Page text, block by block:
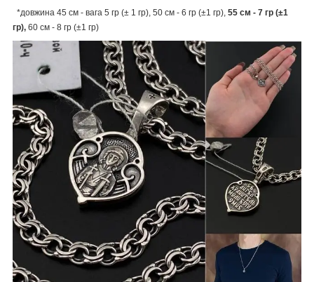
*довжина 45 см - вага 5 гр (± 1 гр), 50 см - 6 гр (±1 гр), 55 см - 7 гр (±1
гр), 60 см - 8 гр (±1 гр)